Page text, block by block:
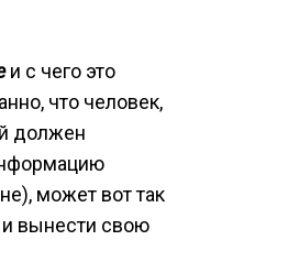
и с чего это
что человек,
должен
может вот так
вынести свою